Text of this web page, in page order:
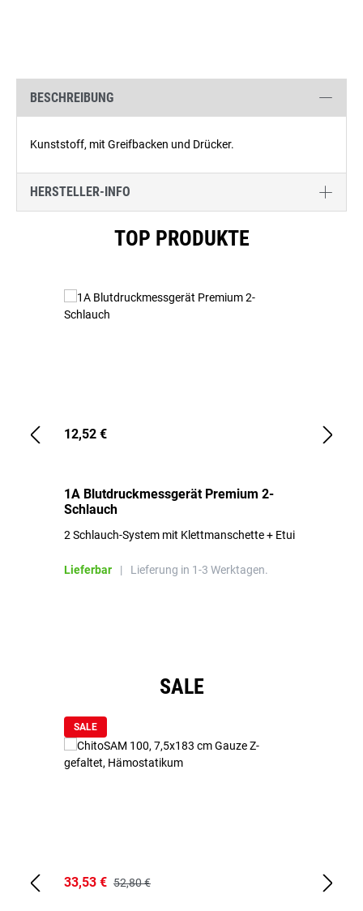
BESCHREIBUNG
Kunststoff, mit Greifbacken und Drücker.
HERSTELLER-INFO
TOP PRODUKTE
12,52 €
1A Blutdruckmessgerät Premium 2-
Schlauch
2 Schlauch-System mit Klettmanschette + Etui
Lieferbar | Lieferung in 1-3 Werktagen.
SALE
SALE
33,53 € 52,80 €